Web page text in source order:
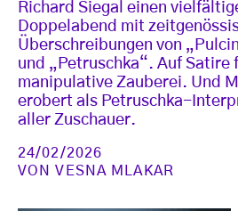
Richard Siegal einen
Doppelabend mit
Überschreibungen von
und „Petruschka“. Auf Satire
manipulative Zauberei. Und
erobert als Petruschka-
aller Zuschauer.
24/02/2026
VONVESNA MLAKAR